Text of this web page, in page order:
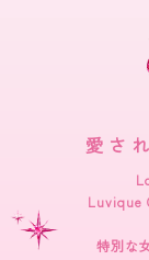
愛さ
Luvique
特別な